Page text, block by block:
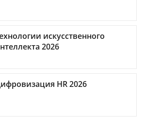
искусственного
2026
HR 2026